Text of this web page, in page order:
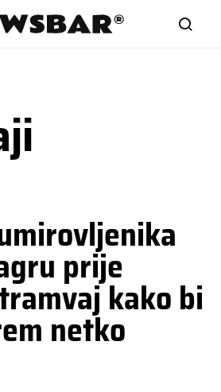
prije
kako bi
netko